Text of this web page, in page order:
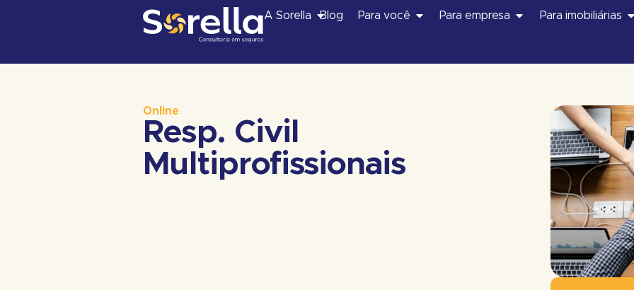
A Sorella Blog Para você Para empresa Para imobiliárias
Online
Resp. Civil
Multiprofissionais